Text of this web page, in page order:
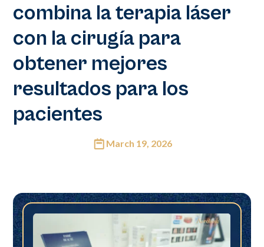
combina la terapia láser
con la cirugía para
obtener mejores
resultados para los
pacientes
March 19, 2026